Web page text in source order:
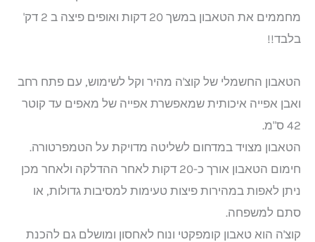
מחממים את הטאבון במשך 20 דקות ואופים פיצה ב 2 דק'
בלבד!!
הטאבון החשמלי של קוצ'ה מהיר וקל לשימוש, עם פתח רחב
ואבן אפייה איכותית שמאפשרת אפייה של מאפים עד קוטר
42 ס"מ.
הטאבון מצויד במדחום לשליטה מדויקת על הטמפרטורה.
חימום הטאבון אורך כ-20 דקות לאחר ההדלקה ולאחר מכן
ניתן לאפות במהירות פיצות טעימות למסיבות גדולות, או
סתם למשפחה.
קוצ'ה הוא טאבון קומפקטי ונוח לאחסון ומושלם גם להכנת